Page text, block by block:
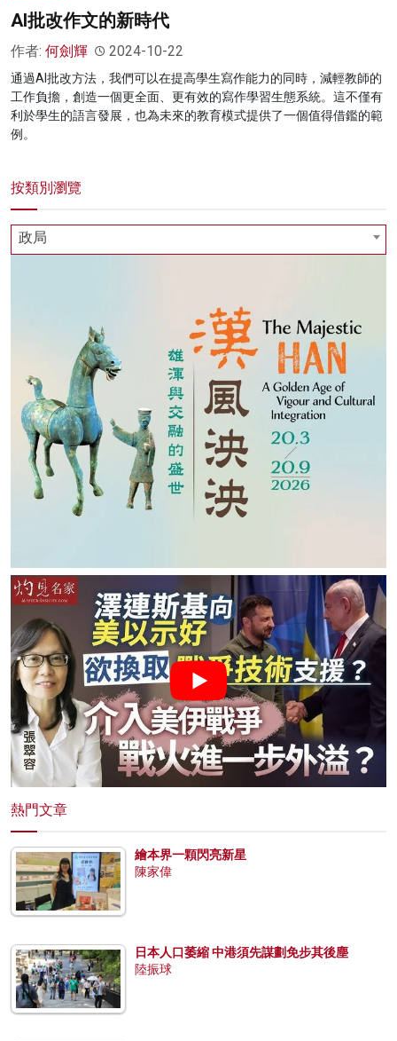
AI批改作文的新時代
作者: 何劍輝 2024-10-22
通過AI批改方法，我們可以在提高學生寫作能力的同時，減輕教師的
工作負擔，創造一個更全面、更有效的寫作學習生態系統。這不僅有
利於學生的語言發展，也為未來的教育模式提供了一個值得借鑑的範
例。
按類別瀏覽
政局
熱門文章
繪本界一顆閃亮新星
陳家偉
日本人口萎縮 中港須先謀劃免步其後塵
陸振球